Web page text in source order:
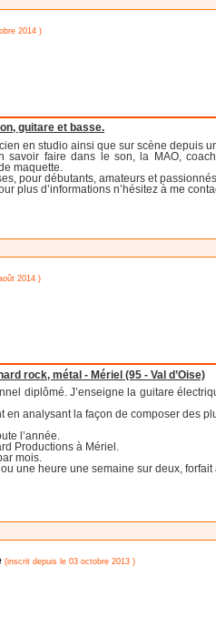
2014 )
guitare et basse.
en studio ainsi que sur scène depuis
savoir faire dans le son, la MAO,
maquette.
pour débutants, amateurs et
plus d’informations n’hésitez à me
2014 )
rock, métal - Mériel (95 - Val d’Oise)
diplômé. J’enseigne la guitare
en analysant la façon de composer des
l’année.
Productions à Mériel.
mois.
une heure une semaine sur deux,
(inscrit depuis le 03 octobre 2013 )